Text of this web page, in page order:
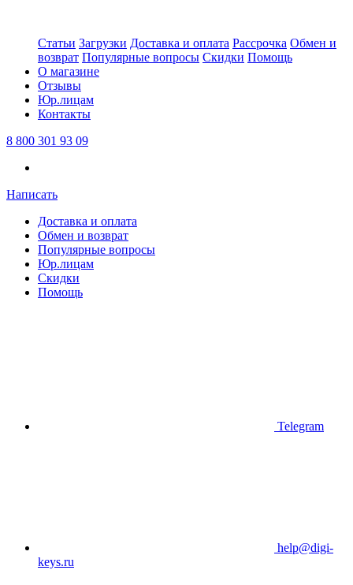
Статьи Загрузки Доставка и оплата Рассрочка Обмен и
возврат Популярные вопросы Скидки Помощь
О магазине
Отзывы
Юр.лицам
Контакты
8 800 301 93 09
Написать
Доставка и оплата
Обмен и возврат
Популярные вопросы
Юр.лицам
Скидки
Помощь
Telegram
help@digi-
keys.ru